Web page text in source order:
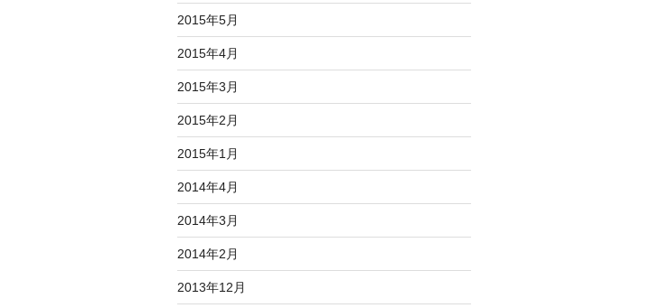
2015年5月
2015年4月
2015年3月
2015年2月
2015年1月
2014年4月
2014年3月
2014年2月
2013年12月